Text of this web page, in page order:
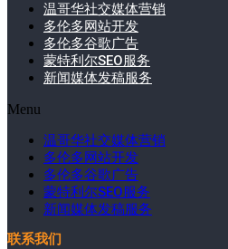
温哥华社交媒体营销
多伦多网站开发
多伦多谷歌广告
蒙特利尔SEO服务
新闻媒体发稿服务
Menu
温哥华社交媒体营销
多伦多网站开发
多伦多谷歌广告
蒙特利尔SEO服务
新闻媒体发稿服务
联系我们